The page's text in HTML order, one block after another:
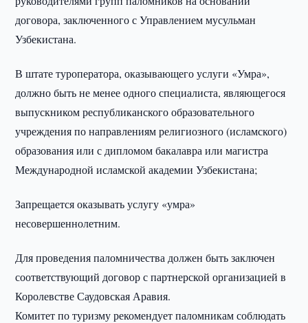
договора, заключенного с Управлением мусульман
Узбекистана.
В штате туроператора, оказывающего услуги «Умра»,
должно быть не менее одного специалиста, являющегося
выпускником республиканского образовательного
учреждения по направлениям религиозного (исламского)
образования или с дипломом бакалавра или магистра
Международной исламской академии Узбекистана;
Запрещается оказывать услугу «умра»
несовершеннолетним.
Для проведения паломничества должен быть заключен
соответствующий договор с партнерской организацией в
Королевстве Саудовская Аравия.
Комитет по туризму рекомендует паломникам соблюдать